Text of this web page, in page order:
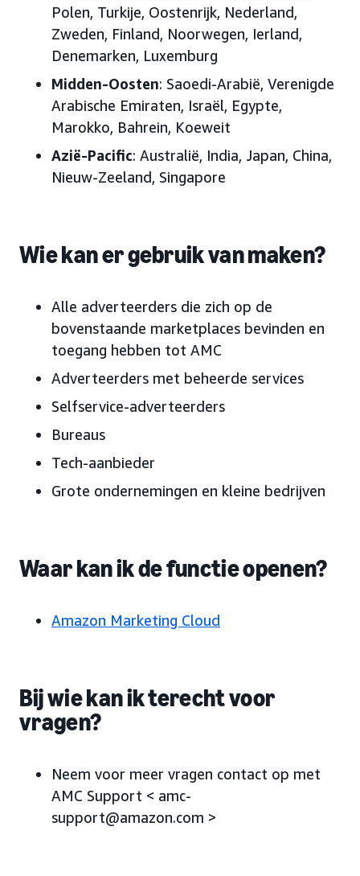
Polen, Turkije, Oostenrijk, Nederland,
Zweden, Finland, Noorwegen, Ierland,
Denemarken, Luxemburg
Midden-Oosten: Saoedi-Arabië, Verenigde
Arabische Emiraten, Israël, Egypte,
Marokko, Bahrein, Koeweit
Azië-Pacific: Australië, India, Japan, China,
Nieuw-Zeeland, Singapore
Wie kan er gebruik van maken?
Alle adverteerders die zich op de
bovenstaande marketplaces bevinden en
toegang hebben tot AMC
Adverteerders met beheerde services
Selfservice-adverteerders
Bureaus
Tech-aanbieder
Grote ondernemingen en kleine bedrijven
Waar kan ik de functie openen?
Amazon Marketing Cloud
Bij wie kan ik terecht voor
vragen?
Neem voor meer vragen contact op met
AMC Support < amc-
support@amazon.com >